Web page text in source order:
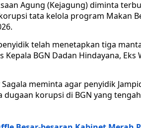
Agung (Kejagung) diminta
tata kelola program Makan
telah menetapkan tiga
BGN Dadan Hindayana, Eks
meminta agar penyidik
korupsi di BGN yang